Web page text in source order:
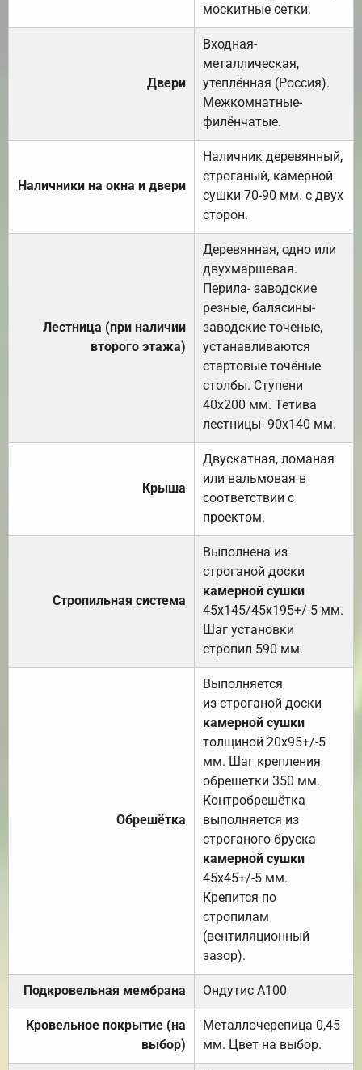
москитные сетки.
Двери
Входная-
металлическая,
утеплённая (Россия).
Межкомнатные-
филёнчатые.
Наличники на окна и двери
Наличник деревянный,
строганый, камерной
сушки 70-90 мм. с двух
сторон.
Лестница (при наличии
второго этажа)
Деревянная, одно или
двухмаршевая.
Перила- заводские
резные, балясины-
заводские точеные,
устанавливаются
стартовые точёные
столбы. Ступени
40х200 мм. Тетива
лестницы- 90х140 мм.
Крыша
Двускатная, ломаная
или вальмовая в
соответствии с
проектом.
Стропильная система
Выполнена из
строганой доски
камерной сушки
45х145/45х195+/-5 мм.
Шаг установки
стропил 590 мм.
Обрешётка
Выполняется
из строганой доски
камерной сушки
толщиной 20х95+/-5
мм. Шаг крепления
обрешетки 350 мм.
Контробрешётка
выполняется из
строганого бруска
камерной сушки
45х45+/-5 мм.
Крепится по
стропилам
(вентиляционный
зазор).
Подкровельная мембрана Ондутис А100
Кровельное покрытие (на
выбор)
Металлочерепица 0,45
мм. Цвет на выбор.